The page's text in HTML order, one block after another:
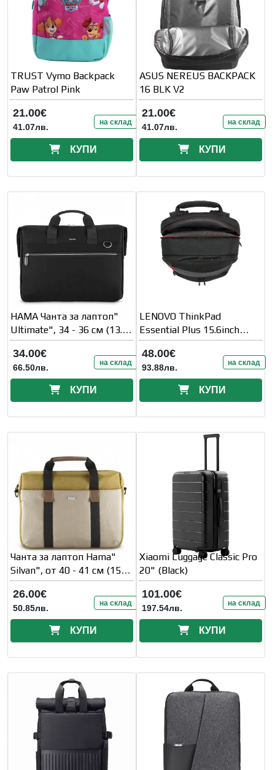
TRUST Vymo Backpack
Paw Patrol Pink
21.00€
41.07лв. на склад
КУПИ
ASUS NEREUS BACKPACK
16 BLK V2
21.00€
41.07лв. на склад
КУПИ
HAMA Чанта за лаптоп"
Ultimate", 34 - 36 см (13.3"
- 14.1" )
34.00€
66.50лв. на склад
КУПИ
LENOVO ThinkPad
Essential Plus 15.6inch
Backpack ECO
48.00€
93.88лв. на склад
КУПИ
Чанта за лаптоп Hama"
Silvan", от 40 - 41 см (15,
6" -16, 2" )
26.00€
50.85лв. на склад
КУПИ
Xiaomi Luggage Classic Pro
20" (Black)
101.00€
197.54лв. на склад
КУПИ